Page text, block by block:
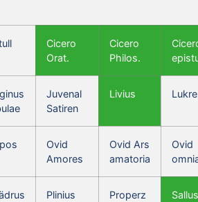
Cicero
Orat.
Cicero
Philos.
Juvenal
Satiren
Livius
Ovid
Amores
Ovid Ars
amatoria
Ovid
Plinius
Properz